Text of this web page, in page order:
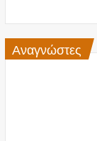
Αναγνώστες